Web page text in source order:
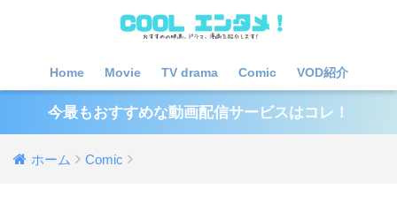
Home Movie TV drama Comic VOD紹介
今最もおすすめな動画配信サービスはコレ！
ホーム Comic